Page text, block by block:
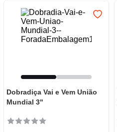
Dobradiça Vai e Vem União
Mundial 3"